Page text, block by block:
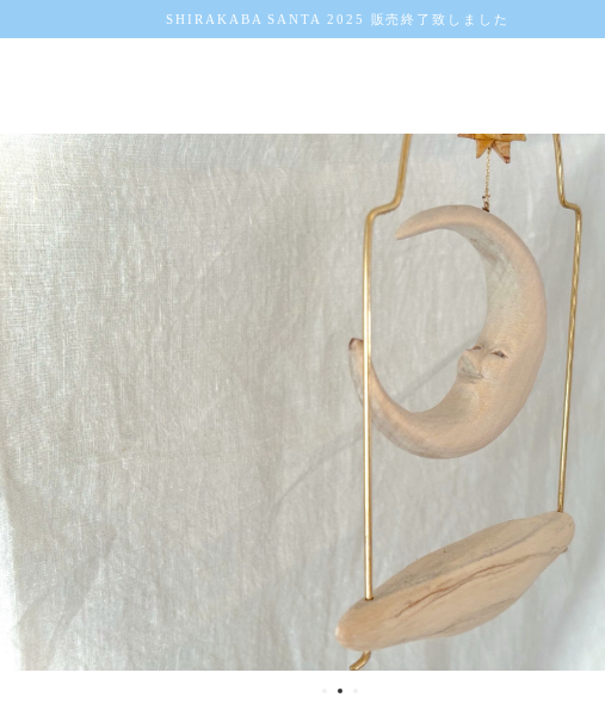
SHIRAKABA SANTA 2025 販売終了致しました